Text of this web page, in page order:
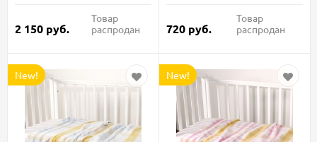
2 150 руб.
Товар
распродан
720 руб.
Товар
распродан
New! New!